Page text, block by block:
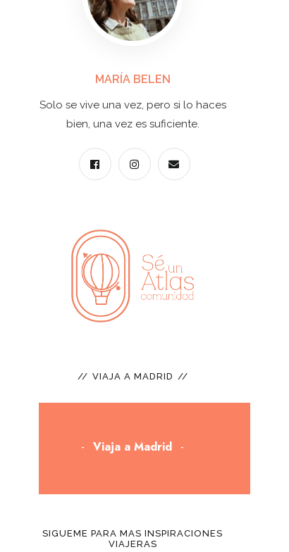
MARÍA BELEN
Solo se vive una vez, pero si lo haces
bien, una vez es suficiente.
VIAJA A MADRID
Viaja a Madrid
SIGUEME PARA MAS INSPIRACIONES
VIAJERAS